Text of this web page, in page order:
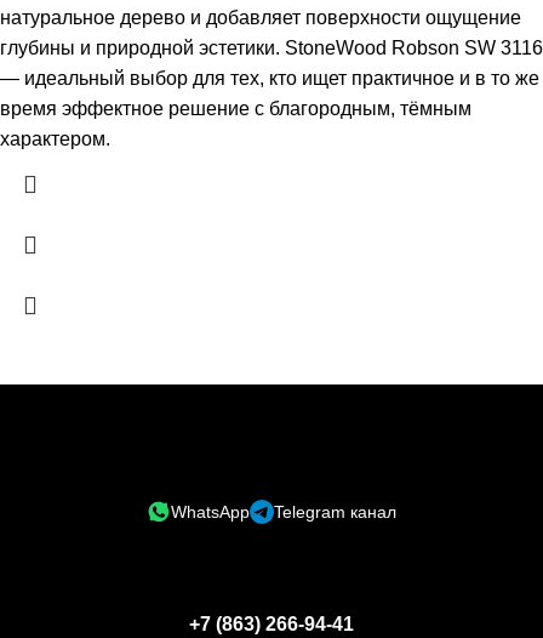
натуральное дерево и добавляет поверхности ощущение
глубины и природной эстетики. StoneWood Robson SW 3116
— идеальный выбор для тех, кто ищет практичное и в то же
время эффектное решение с благородным, тёмным
характером.
WhatsApp Telegram канал
+7 (863) 266-94-41